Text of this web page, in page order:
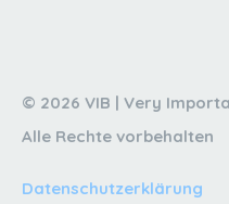
© 2026 VIB | Very
Alle Rechte vorbehalten
Datenschutzerklärung